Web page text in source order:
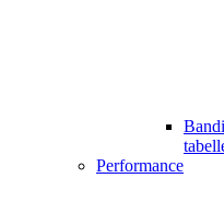
Performance